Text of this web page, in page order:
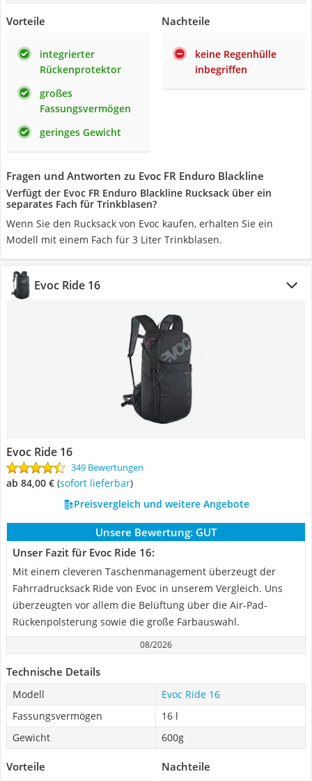
Vorteile
integrierter
Rückenprotektor
großes
Fassungsvermögen
geringes Gewicht
Nachteile
keine Regenhülle
inbegriffen
Fragen und Antworten zu Evoc FR Enduro Blackline
Verfügt der Evoc FR Enduro Blackline Rucksack über ein
separates Fach für Trinkblasen?
Wenn Sie den Rucksack von Evoc kaufen, erhalten Sie ein
Modell mit einem Fach für 3 Liter Trinkblasen.
Evoc Ride 16
Evoc Ride 16
349 Bewertungen
ab 84,00 € ( Sofort lieferbar)
Preisvergleich und weitere Angebote
Unsere Bewertung: GUT
Unser Fazit für Evoc Ride 16:
Mit einem cleveren Taschenmanagement überzeugt der
Fahrradrucksack Ride von Evoc in unserem Vergleich. Uns
überzeugten vor allem die Belüftung über die Air-Pad-
Rückenpolsterung sowie die große Farbauswahl.
08/2026
Technische Details
Modell
Evoc Ride 16
Fassungsvermögen
16 l
Gewicht
600g
Vorteile Nachteile